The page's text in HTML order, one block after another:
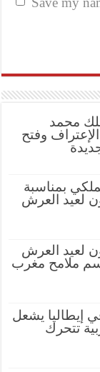
محمد
وفتح
بمناسبة
لعيد العرش
لعيد العرش
ملامح مغرب
إيطاليا يشعل
تتحرك